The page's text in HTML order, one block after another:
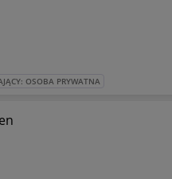
OSOBA PRYWATNA